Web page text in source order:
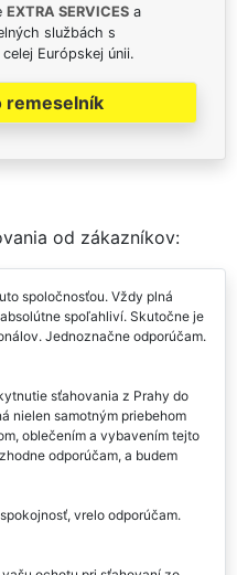
EXTRA SERVICES a
službách s
Európskej únii.
remeselník
od zákazníkov:
spoločnosťou. Vždy plná
spoľahliví. Skutočne je
Jednoznačne odporúčam.
sťahovania z Prahy do
nielen samotným priebehom
oblečením a vybavením tejto
odporúčam, a budem
vrelo odporúčam.